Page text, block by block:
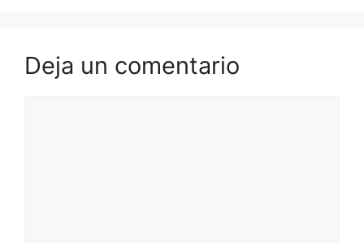
Deja un comentario